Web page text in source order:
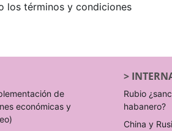
los términos y condiciones
de
económicas y
>
Rubio
habanero?
China y